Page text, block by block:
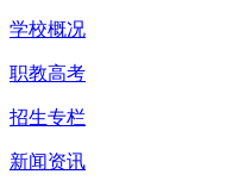
学校概况
职教高考
招生专栏
新闻资讯